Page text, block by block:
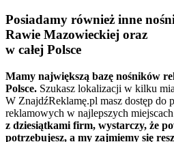
Posiadamy również inne
Rawie Mazowieckiej oraz
w całej Polsce
Mamy największą bazę nośników
Polsce. Szukasz lokalizacji w kilku
W ZnajdźReklamę.pl masz dostęp do
reklamowych w najlepszych
z dziesiątkami firm, wystarczy, że
potrzebujesz, a my zajmiemy się